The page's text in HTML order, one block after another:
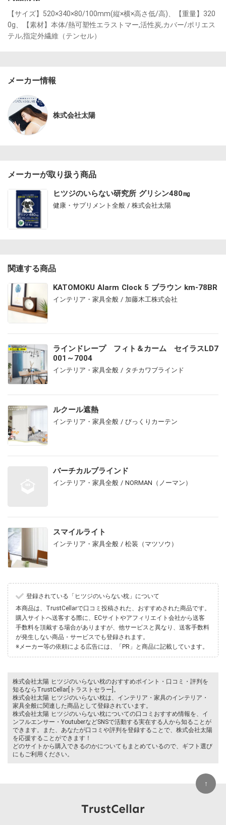
【サイズ】520×340×80/100mm(縦×横×高さ低/高)、【重量】320
0g、【素材】本体/熱可塑性エラストマー,活性炭,カバー/ポリエス
メーカー情報
株式会社太陽
メーカーが取り扱う商品
ヒツジのいらない研究所 グリシン480㎎
健康・サプリメント全般 / 株式会社太陽
関連する商品
KATOMOKU Alarm Clock 5 ブラウン km-78BR
インテリア・家具全般 / 加藤木工株式会社
ラインドレープ フィト＆カーム セイラスLD7
001～7004
インテリア・家具全般 / タチカワブラインド
ルクール遮熱
インテリア・家具全般 / びっくりカーテン
バーチカルブラインド
インテリア・家具全般 / NORMAN（ノーマン）
スマイルライト
インテリア・家具全般 / 松装（マツソウ）
登録されている「ヒツジのいらない枕」について
本商品は、TrustCellarで口コミ投稿された、おすすめされた商品です。
購入サイトへ送客する際に、ECサイトやアフィリエイト会社から送客
手数料を頂戴する場合がありますが、他サービスと異なり、送客手数料
が発生しない商品・サービスでも登録されます。
※メーカー等の依頼による広告には、「PR」と商品に記載しています。
株式会社太陽 ヒツジのいらない枕のおすすめポイント・口コミ・評判を
知るならTrustCellar[トラストセラー]。
株式会社太陽 ヒツジのいらない枕は、インテリア・家具のインテリア・
家具全般に関連した商品として登録されています。
株式会社太陽 ヒツジのいらない枕についての口コミおすすめ情報を、イ
ンフルエンサー・YoutuberなどSNSで活動する実在する人から知ることが
できます。また、あなたが口コミや評判を登録することで、株式会社太陽
を応援することができます！
どのサイトから購入できるのかについてもまとめているので、ギフト選び
にもご利用ください。
↑